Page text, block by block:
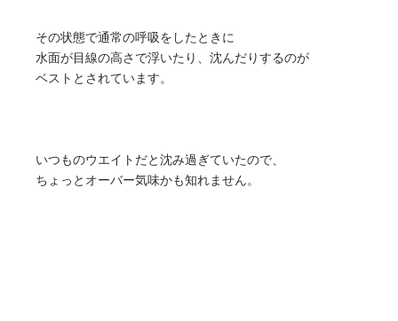
その状態で通常の呼吸をしたときに
水面が目線の高さで浮いたり、沈んだりするのが
ベストとされています。
いつものウエイトだと沈み過ぎていたので、
ちょっとオーバー気味かも知れません。